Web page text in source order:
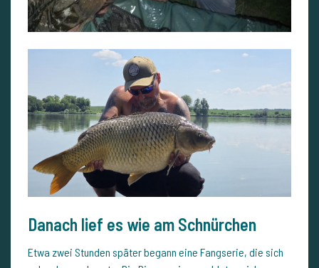
Danach lief es wie am Schnürchen
Etwa zwei Stunden später begann eine Fangserie, die sich